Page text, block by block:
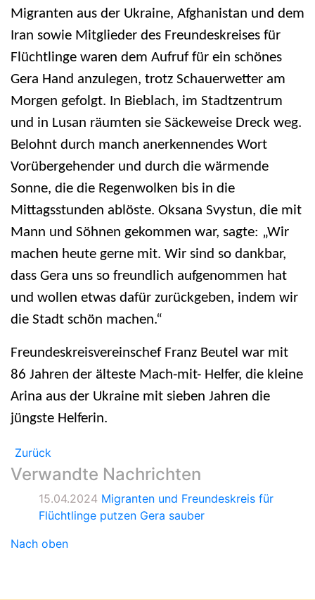
Migranten aus der Ukraine, Afghanistan und dem
Iran sowie Mitglieder des Freundeskreises für
Flüchtlinge waren dem Aufruf für ein schönes
Gera Hand anzulegen, trotz Schauerwetter am
Morgen gefolgt. In Bieblach, im Stadtzentrum
und in Lusan räumten sie Säckeweise Dreck weg.
Belohnt durch manch anerkennendes Wort
Vorübergehender und durch die wärmende
Sonne, die die Regenwolken bis in die
Mittagsstunden ablöste. Oksana Svystun, die mit
Mann und Söhnen gekommen war, sagte: „Wir
machen heute gerne mit. Wir sind so dankbar,
dass Gera uns so freundlich aufgenommen hat
und wollen etwas dafür zurückgeben, indem wir
die Stadt schön machen.“
Freundeskreisvereinschef Franz Beutel war mit
86 Jahren der älteste Mach-mit- Helfer, die kleine
Arina aus der Ukraine mit sieben Jahren die
jüngste Helferin.
Zurück
Verwandte Nachrichten
15.04.2024 Migranten und Freundeskreis für
Flüchtlinge putzen Gera sauber
Nach oben